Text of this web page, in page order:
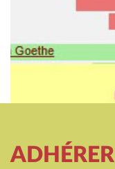
ADHÉRER